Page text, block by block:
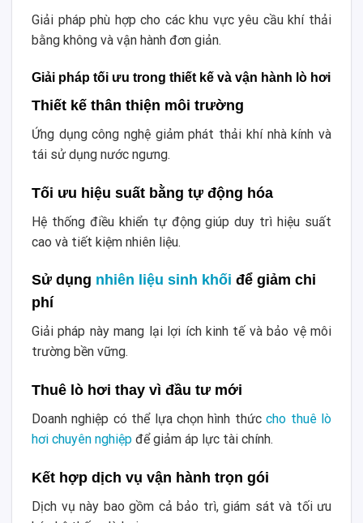
Giải pháp phù hợp cho các khu vực yêu cầu khí thải
bằng không và vận hành đơn giản.
Giải pháp tối ưu trong thiết kế và vận hành lò hơi
Thiết kế thân thiện môi trường
Ứng dụng công nghệ giảm phát thải khí nhà kính và
tái sử dụng nước ngưng.
Tối ưu hiệu suất bằng tự động hóa
Hệ thống điều khiển tự động giúp duy trì hiệu suất
cao và tiết kiệm nhiên liệu.
Sử dụng nhiên liệu sinh khối để giảm chi
phí
Giải pháp này mang lại lợi ích kinh tế và bảo vệ môi
trường bền vững.
Thuê lò hơi thay vì đầu tư mới
Doanh nghiệp có thể lựa chọn hình thứccho thuê lò
hơi chuyên nghiệp để giảm áp lực tài chính.
Kết hợp dịch vụ vận hành trọn gói
Dịch vụ này bao gồm cả bảo trì, giám sát và tối ưu